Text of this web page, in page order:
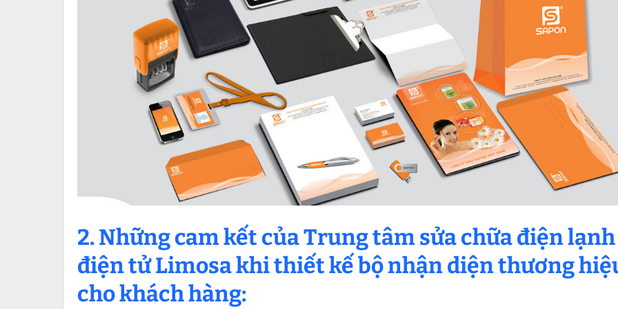
2. Những cam kết của Trung tâm sửa chữa điện
điện tử Limosa khi thiết kế bộ nhận diện thương
cho khách hàng: